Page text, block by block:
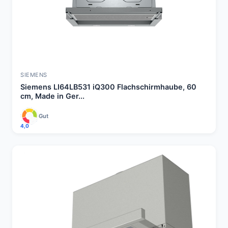
SIEMENS
Siemens LI64LB531 iQ300 Flachschirmhaube, 60
cm, Made in Ger...
4,0
Gut